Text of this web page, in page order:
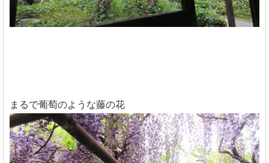
まるで葡萄のような藤の花